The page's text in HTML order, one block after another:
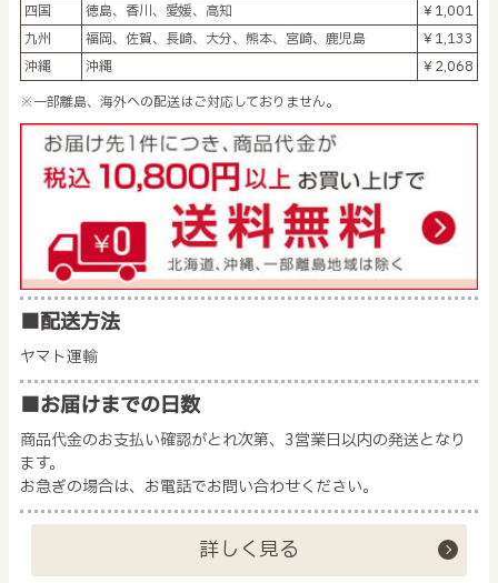
四国
徳島、香川、愛媛、高知
￥1,001
九州
福岡、佐賀、長崎、大分、熊本、宮崎、鹿児島
￥1,133
沖縄
沖縄
￥2,068
※一部離島、海外への配送はご対応しておりません。
■配送方法
ヤマト運輸
■お届けまでの日数
商品代金のお支払い確認がとれ次第、3営業日以内の発送となり
ます。
お急ぎの場合は、お電話でお問い合わせください。
詳しく見る